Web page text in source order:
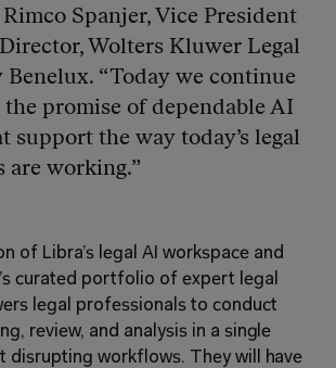
Spanjer, Vice President
Wolters Kluwer Legal
Benelux. “Today we continue
promise of dependable AI
support the way today’s legal
are working.”
of Libra’s legal AI workspace and
curated portfolio of expert legal
legal professionals to conduct
review, and analysis in a single
disrupting workflows. They will have